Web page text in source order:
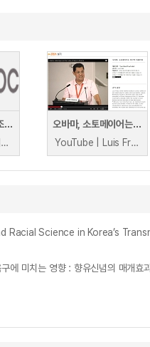
수면관련 영아급사 조사교육: 갑작스런 아기 사망 사례, 무엇을 어떻게 조사할까?
K-MOOC | 인하대학교 안영미
오바마, 소토메이어는 미국의 미래인종
YouTube | Luis Fraga
Racial Science in Korea’s